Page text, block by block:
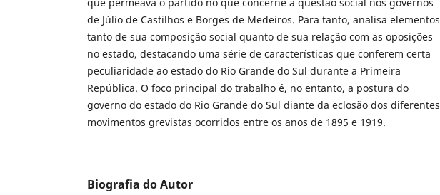
de Júlio de Castilhos e Borges de Medeiros. Para tanto, analisa elementos
tanto de sua composição social quanto de sua relação com as oposições
no estado, destacando uma série de características que conferem certa
peculiaridade ao estado do Rio Grande do Sul durante a Primeira
República. O foco principal do trabalho é, no entanto, a postura do
governo do estado do Rio Grande do Sul diante da eclosão dos diferentes
movimentos grevistas ocorridos entre os anos de 1895 e 1919.
Biografia do Autor